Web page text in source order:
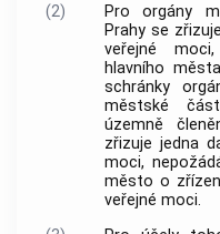
(2)
Pro orgány
Prahy se
veřejné
hlavního
schránky
městské
územně
zřizuje jedna
moci,
město o
veřejné moci.